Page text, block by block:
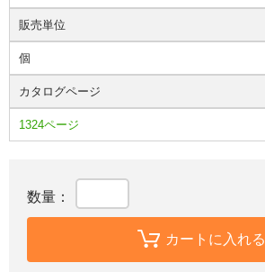
販売単位
個
カタログページ
1324ページ
数量：
カートに入れる